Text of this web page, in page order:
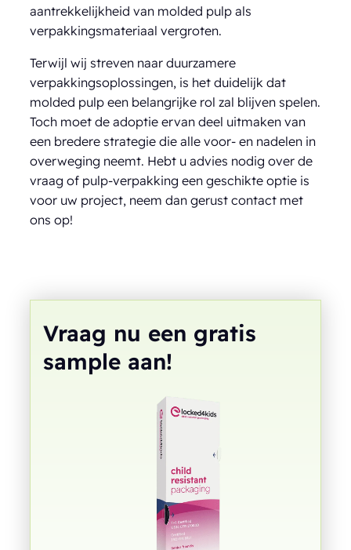
aantrekkelijkheid van molded pulp als
verpakkingsmateriaal vergroten.
Terwijl wij streven naar duurzamere
verpakkingsoplossingen, is het duidelijk dat
molded pulp een belangrijke rol zal blijven spelen.
Toch moet de adoptie ervan deel uitmaken van
een bredere strategie die alle voor- en nadelen in
overweging neemt. Hebt u advies nodig over de
vraag of pulp-verpakking een geschikte optie is
voor uw project, neem dan gerust contact met
ons op!
Vraag nu een gratis
sample aan!